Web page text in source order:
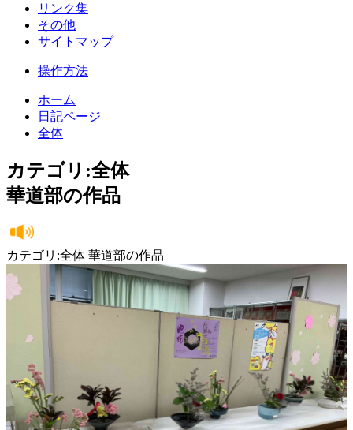
リンク集
その他
サイトマップ
操作方法
ホーム
日記ページ
全体
カテゴリ:全体
華道部の作品
カテゴリ:全体 華道部の作品